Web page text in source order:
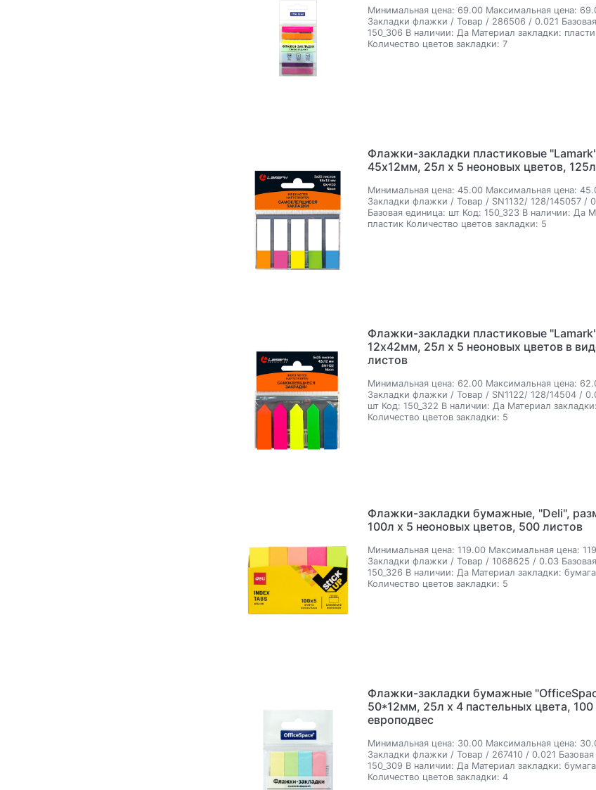
Минимальная цена: 69.00 Максимальная цена:
Закладки флажки / Товар / 286506 / 0.021
150_306 В наличии: Да Материал закладки:
Количество цветов закладки: 7
Флажки-закладки пластиковые
45х12мм, 25л х 5 неоновых цветов,
Минимальная цена: 45.00 Максимальная цена:
Закладки флажки / Товар / SN1132/ 128/145057 /
Базовая единица: шт Код: 150_323 В наличии: Да
пластик Количество цветов закладки: 5
Флажки-закладки пластиковые
12x42мм, 25л х 5 неоновых цветов в
листов
Минимальная цена: 62.00 Максимальная цена:
Закладки флажки / Товар / SN1122/ 128/14504 /
шт Код: 150_322 В наличии: Да Материал закладки:
Количество цветов закладки: 5
Флажки-закладки бумажные, "Deli",
100л х 5 неоновых цветов, 500 листов
Минимальная цена: 119.00 Максимальная цена:
Закладки флажки / Товар / 1068625 / 0.03
150_326 В наличии: Да Материал закладки: бумага
Количество цветов закладки: 5
Флажки-закладки бумажные
50*12мм, 25л х 4 пастельных цвета, 100
европодвес
Минимальная цена: 30.00 Максимальная цена:
Закладки флажки / Товар / 267410 / 0.021
150_309 В наличии: Да Материал закладки: бумага
Количество цветов закладки: 4